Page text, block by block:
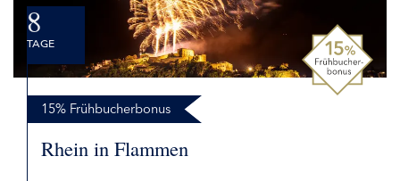
8
TAGE
15% Frühbucherbonus
Rhein in Flammen